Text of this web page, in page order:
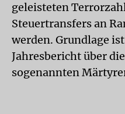
geleisteten
Steuertransfers an
werden. Grundlage
Jahresbericht über
sogenannten